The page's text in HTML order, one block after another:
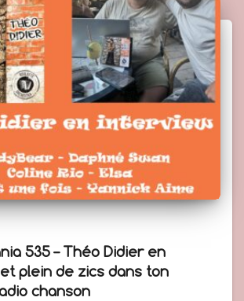
535 – Théo Didier en
plein de zics dans ton
chanson